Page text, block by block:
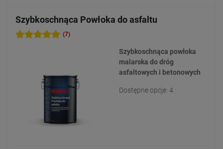
Szybkoschnąca Powłoka do asfaltu
(7)
Szybkoschnąca powłoka
malarska do dróg
asfaltowych i betonowych
Dostępne opcje: 4